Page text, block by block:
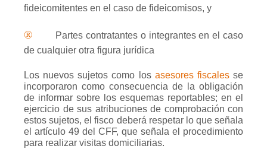
fideicomitentes en el caso de fideicomisos, y
®
Partes contratantes o integrantes en el caso
de cualquier otra figura jurídica
Los nuevos sujetos como los asesores fiscalesse
incorporaron como consecuencia de la obligación
de informar sobre los esquemas reportables; en el
ejercicio de sus atribuciones de comprobación con
estos sujetos, el fisco deberá respetar lo que señala
el artículo 49 del CFF, que señala el procedimiento
para realizar visitas domiciliarias.